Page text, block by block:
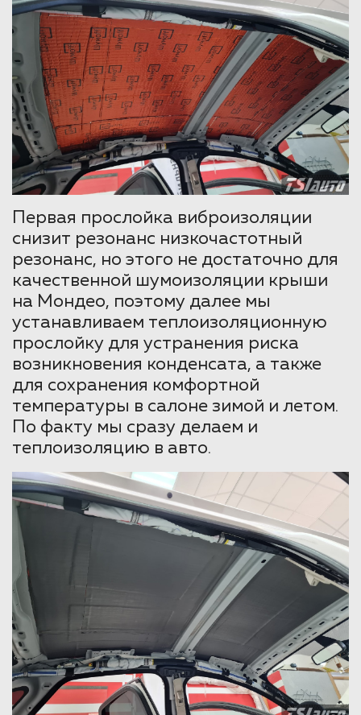
Первая прослойка виброизоляции
снизит резонанс низкочастотный
резонанс, но этого не достаточно для
качественной шумоизоляции крыши
на Мондео, поэтому далее мы
устанавливаем теплоизоляционную
прослойку для устранения риска
возникновения конденсата, а также
для сохранения комфортной
температуры в салоне зимой и летом.
По факту мы сразу делаем и
теплоизоляцию в авто.